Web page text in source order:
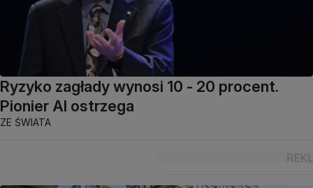
Ryzyko zagłady wynosi 10 - 20 procent.
Pionier AI ostrzega
ZE ŚWIATA